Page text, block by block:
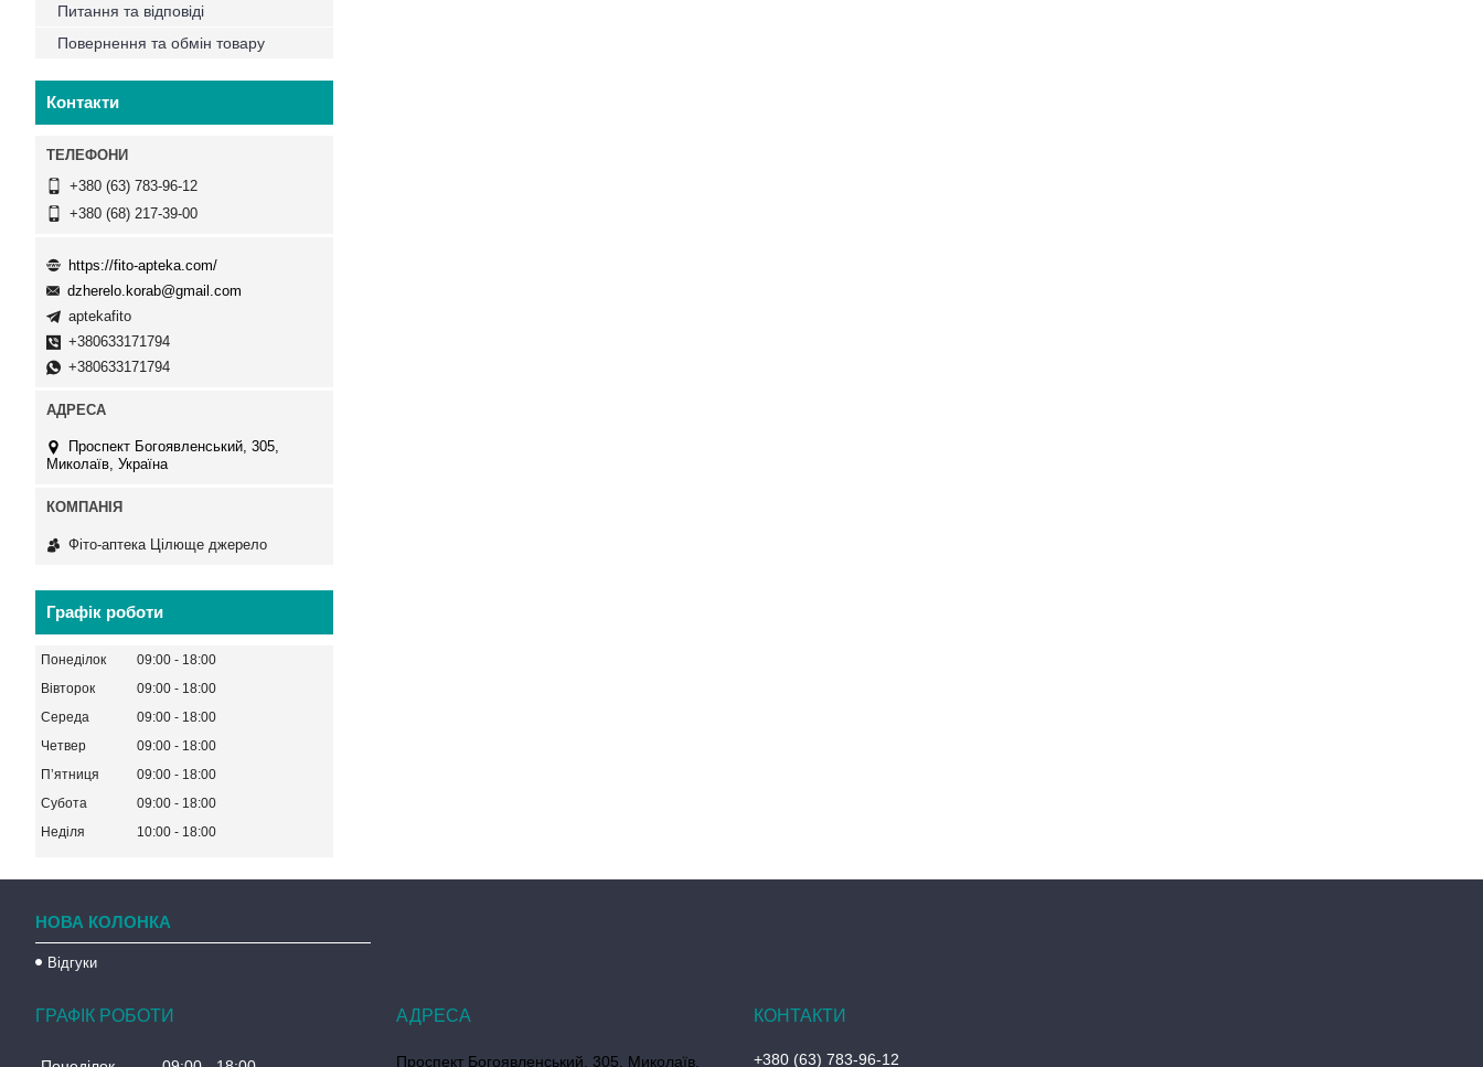
Питання та відповіді
Повернення та обмін товару
Контакти
+380 (63) 783-96-12
+380 (68) 217-39-00
https://fito-apteka.com/
dzherelo.korab@gmail.com
aptekafito
+380633171794
+380633171794
Проспект Богоявленський, 305,
Миколаїв, Україна
Фіто-аптека Цілюще джерело
Графік роботи
Понеділок 09:00
18:00
Вівторок
09:00
18:00
Середа
09:00
18:00
Четвер
09:00
18:00
Пʼятниця
09:00
18:00
Субота
09:00
18:00
Неділя
10:00 18:00
НОВА КОЛОНКА
Відгуки
ГРАФІК РОБОТИ
Проспект Богоявленський, 305, Миколаїв, +380 (63) 783-96-12